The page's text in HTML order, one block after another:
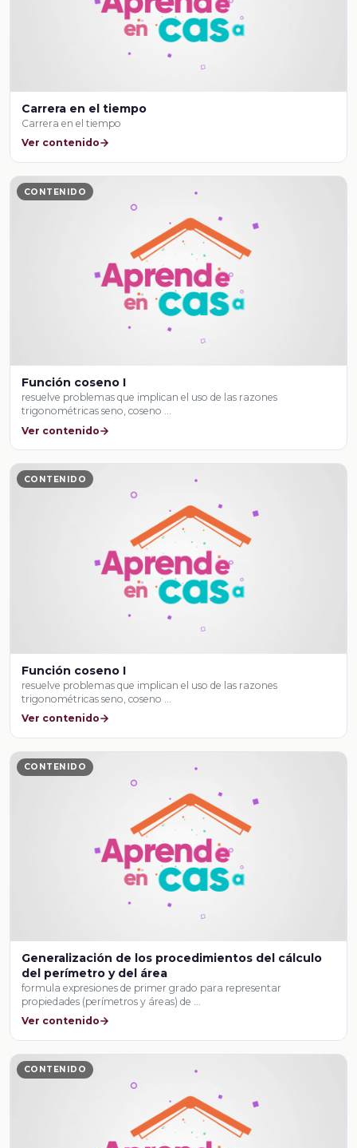
Carrera en el tiempo
Carrera en el tiempo
Ver contenido
CONTENIDO
Función coseno I
resuelve problemas que implican el uso de las razones
trigonométricas seno, coseno …
Ver contenido
CONTENIDO
Función coseno I
resuelve problemas que implican el uso de las razones
trigonométricas seno, coseno …
Ver contenido
CONTENIDO
Generalización de los procedimientos del cálculo
del perímetro y del área
formula expresiones de primer grado para representar
propiedades (perímetros y áreas) de …
Ver contenido
CONTENIDO